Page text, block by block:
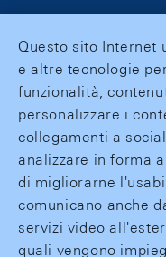
Questo sito Internet
e altre tecnologie
funzionalità,
personalizzare i
collegamenti a
analizzare in forma
di migliorarne
comunicano anche
servizi video
quali vengono